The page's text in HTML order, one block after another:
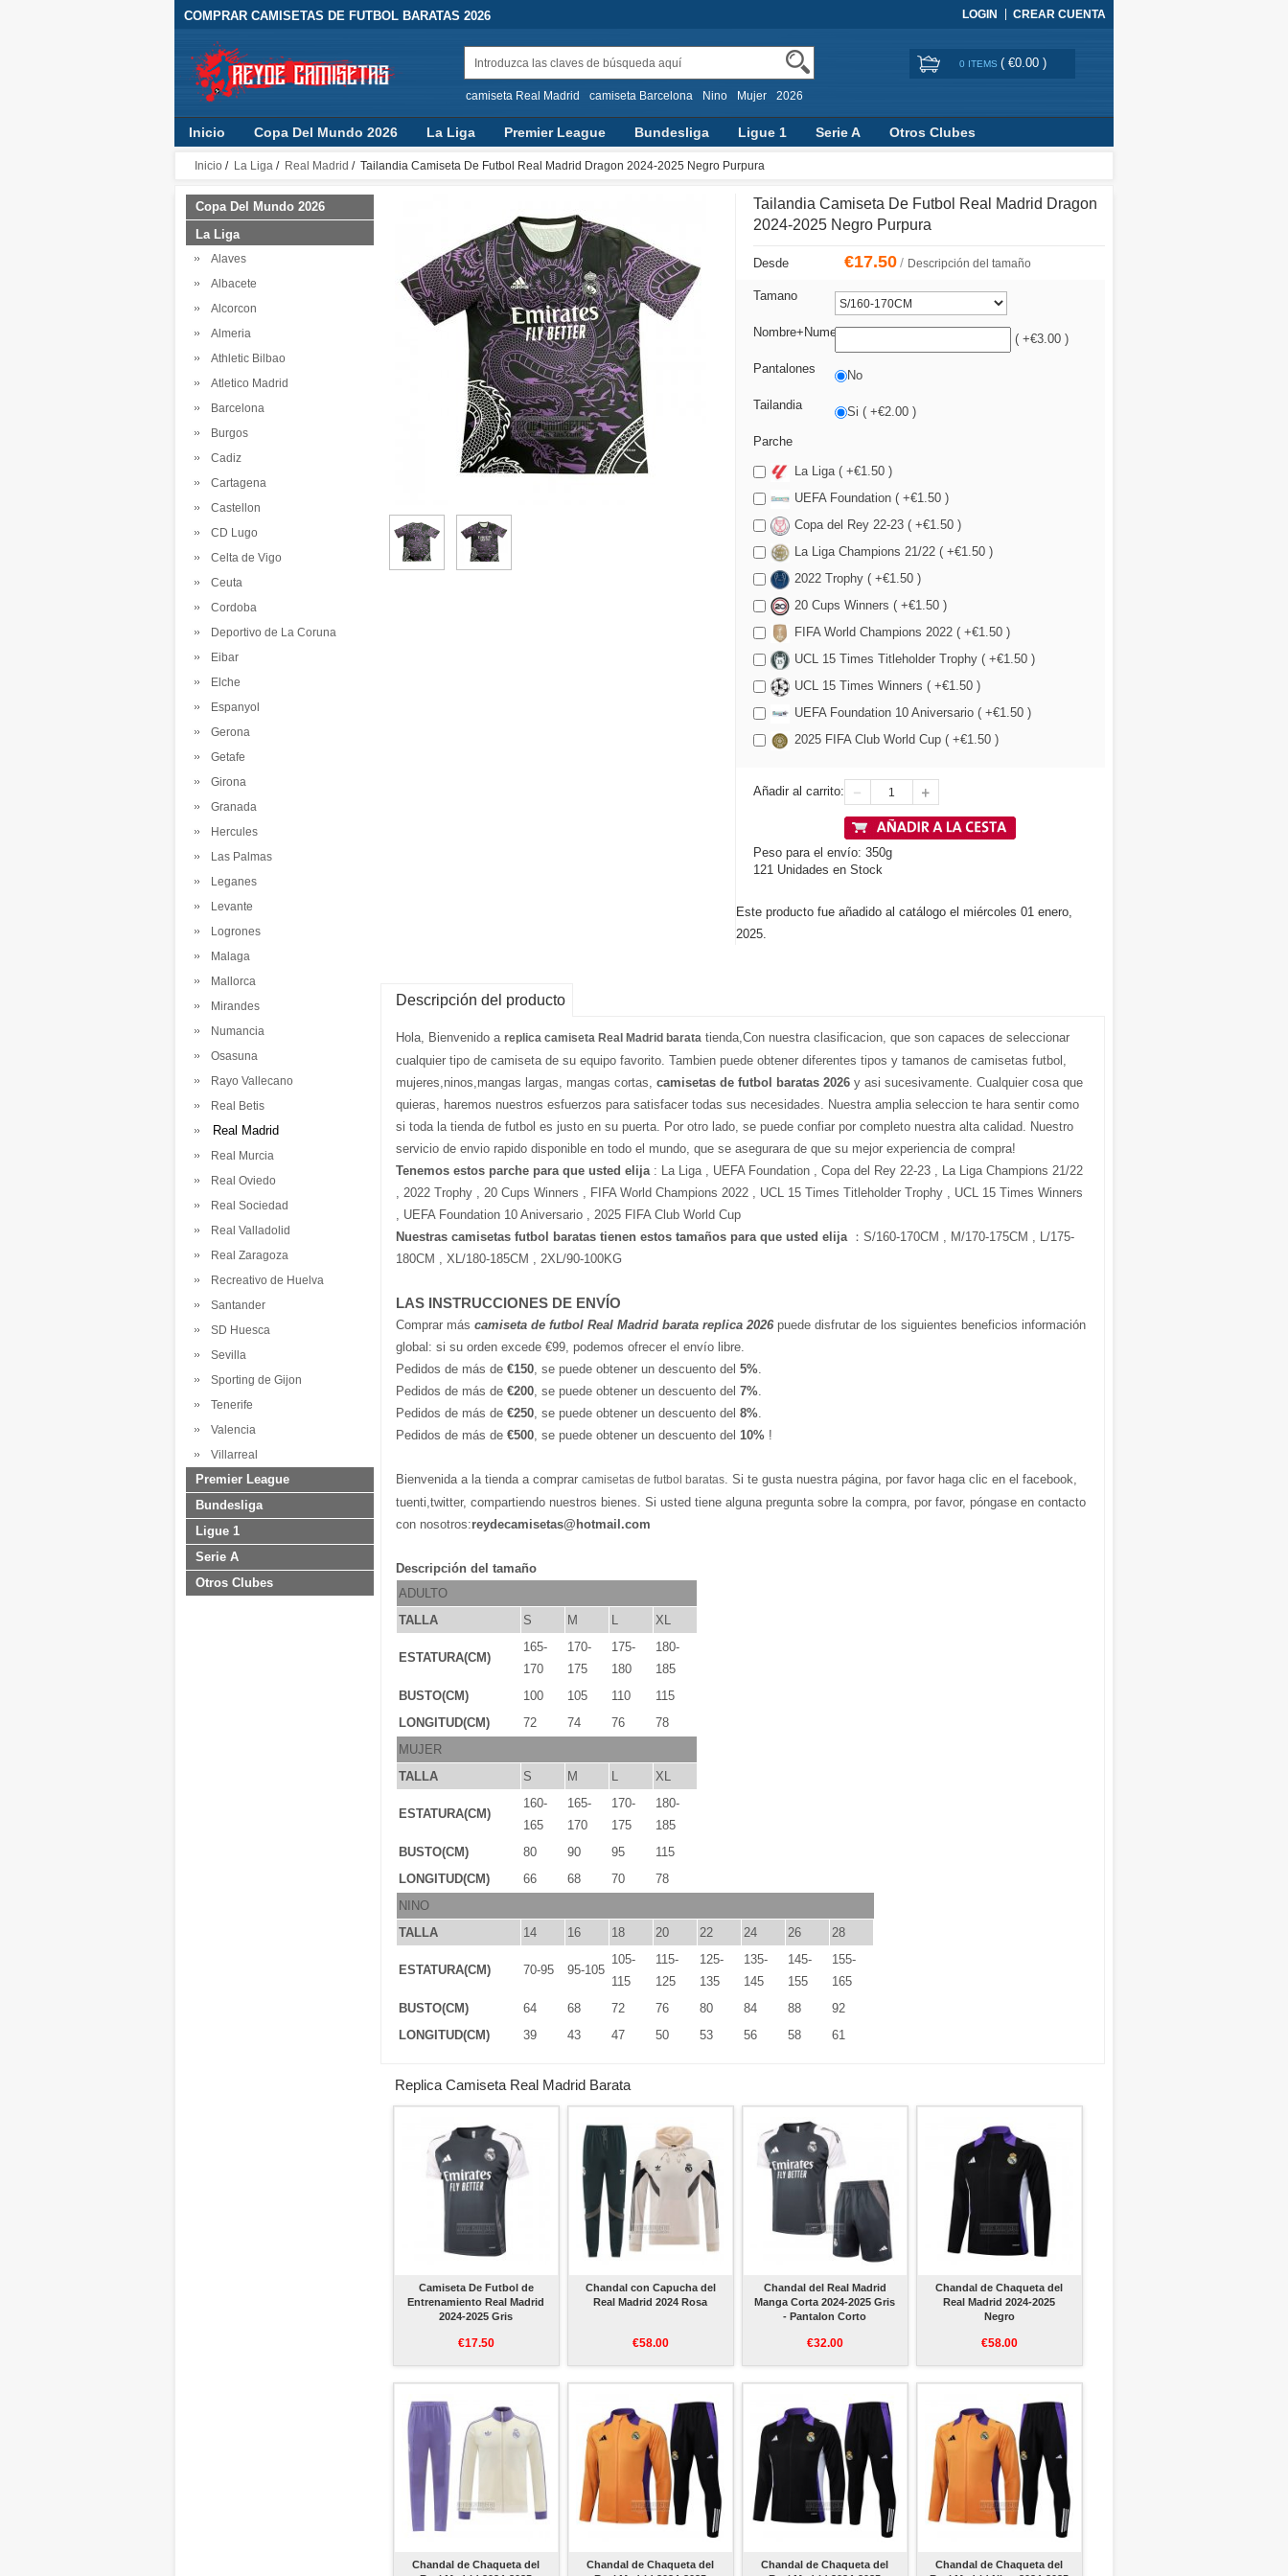
COMPRAR CAMISETAS DE FUTBOL BARATAS 2026 LOGIN CREAR CUENTA
camiseta Real Madrid camiseta Barcelona Nino Mujer 2026
0 ITEMS ( €0.00 )
Inicio Copa Del Mundo 2026 La Liga Premier League Bundesliga Ligue 1 Serie A Otros Clubes
Inicio / La Liga / Real Madrid / Tailandia Camiseta De Futbol Real Madrid Dragon 2024-2025 Negro Purpura
Copa Del Mundo 2026
La Liga
Alaves
Albacete
Alcorcon
Almeria
Athletic Bilbao
Atletico Madrid
Barcelona
Burgos
Cadiz
Cartagena
Castellon
CD Lugo
Celta de Vigo
Ceuta
Cordoba
Deportivo de La Coruna
Eibar
Elche
Espanyol
Gerona
Getafe
Girona
Granada
Hercules
Las Palmas
Leganes
Levante
Logrones
Malaga
Mallorca
Mirandes
Numancia
Osasuna
Rayo Vallecano
Real Betis
Real Madrid
Real Murcia
Real Oviedo
Real Sociedad
Real Valladolid
Real Zaragoza
Recreativo de Huelva
Santander
SD Huesca
Sevilla
Sporting de Gijon
Tenerife
Valencia
Villarreal
Premier League
Bundesliga
Ligue 1
Serie A
Otros Clubes
Tailandia Camiseta De Futbol Real Madrid Dragon
2024-2025 Negro Purpura
Desde €17.50/ Descripción del tamaño
Tamano
Nombre+Numero ( +€3.00 )
Pantalones No
Tailandia Si ( +€2.00 )
Parche
La Liga ( +€1.50 )
UEFA Foundation ( +€1.50 )
Copa del Rey 22-23 ( +€1.50 )
La Liga Champions 21/22 ( +€1.50 )
2022 Trophy ( +€1.50 )
20 Cups Winners ( +€1.50 )
FIFA World Champions 2022 ( +€1.50 )
UCL 15 Times Titleholder Trophy ( +€1.50 )
UCL 15 Times Winners ( +€1.50 )
UEFA Foundation 10 Aniversario ( +€1.50 )
2025 FIFA Club World Cup ( +€1.50 )
Añadir al carrito:
Peso para el envío: 350g
121 Unidades en Stock
Este producto fue añadido al catálogo el miércoles 01 enero,
2025.
Descripción del producto
Hola, Bienvenido a replica camiseta Real Madrid barata tienda,Con nuestra clasificacion, que son capaces de seleccionar
cualquier tipo de camiseta de su equipo favorito. Tambien puede obtener diferentes tipos y tamanos de camisetas futbol,
mujeres,ninos,mangas largas, mangas cortas, camisetas de futbol baratas 2026 y asi sucesivamente. Cualquier cosa que
quieras, haremos nuestros esfuerzos para satisfacer todas sus necesidades. Nuestra amplia seleccion te hara sentir como
si toda la tienda de futbol es justo en su puerta. Por otro lado, se puede confiar por completo nuestra alta calidad. Nuestro
servicio de envio rapido disponible en todo el mundo, que se asegurara de que su mejor experiencia de compra!
Tenemos estos parche para que usted elija : La Liga , UEFA Foundation , Copa del Rey 22-23 , La Liga Champions 21/22
, 2022 Trophy , 20 Cups Winners , FIFA World Champions 2022 , UCL 15 Times Titleholder Trophy , UCL 15 Times Winners
, UEFA Foundation 10 Aniversario , 2025 FIFA Club World Cup
Nuestras camisetas futbol baratas tienen estos tamaños para que usted elija ：S/160-170CM , M/170-175CM , L/175-
180CM , XL/180-185CM , 2XL/90-100KG
LAS INSTRUCCIONES DE ENVÍO
Comprar más camiseta de futbol Real Madrid barata replica 2026 puede disfrutar de los siguientes beneficios información
global: si su orden excede €99, podemos ofrecer el envío libre.
Pedidos de más de €150 , se puede obtener un descuento del 5%
Pedidos de más de €200 , se puede obtener un descuento del 7%
Pedidos de más de €250 , se puede obtener un descuento del 8%
Pedidos de más de €500 , se puede obtener un descuento del 10% !
Bienvenida a la tienda a comprar camisetas de futbol baratas . Si te gusta nuestra página, por favor haga clic en el facebook,
tuenti,twitter, compartiendo nuestros bienes. Si usted tiene alguna pregunta sobre la compra, por favor, póngase en contacto
con nosotros:reydecamisetas@hotmail.com
Descripción del tamaño
ADULTO
TALLA
S M L XL
ESTATURA(CM)
165-
170
170-
175
175-
180
180-
185
BUSTO(CM)
100 105 110
115
LONGITUD(CM)
72 74 76
78
MUJER
TALLA
S M L XL
ESTATURA(CM)
160-
165
165-
170
170-
175
180-
185
BUSTO(CM)
80 90 95
115
LONGITUD(CM)
66 68 70
78
NINO
TALLA
14 16 18 20 22 24 26 28
ESTATURA(CM) 70-95 95-105
105-
115
115-
125
125-
135
135-
145
145-
155
155-
165
BUSTO(CM)
64 68 72 76 80 84 88
92
LONGITUD(CM)
39 43 47 50 53 56 58 61
Replica Camiseta Real Madrid Barata
Camiseta De Futbol de
Entrenamiento Real Madrid
2024-2025 Gris
€17.50
Chandal con Capucha del
Real Madrid 2024 Rosa
€58.00
Chandal del Real Madrid
Manga Corta 2024-2025 Gris
- Pantalon Corto
€32.00
Chandal de Chaqueta del
Real Madrid 2024-2025
Negro
€58.00
Chandal de Chaqueta del
Chandal de Chaqueta del
Chandal de Chaqueta del
Chandal de Chaqueta del